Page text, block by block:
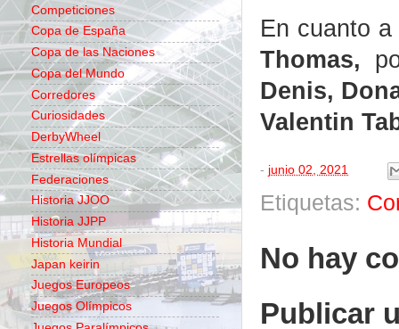
En cuanto
Thomas,
Denis,
Valentin
- junio 02, 2021
Etiquetas:
No hay
Publicar
Competiciones
Copa de España
Copa de las Naciones
Copa del Mundo
Corredores
Curiosidades
DerbyWheel
Estrellas olímpicas
Federaciones
Historia JJOO
Historia JJPP
Historia Mundial
Japan keirin
Juegos Europeos
Juegos Olímpicos